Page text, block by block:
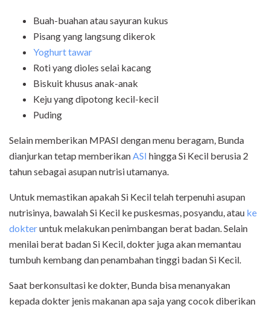
Buah-buahan atau sayuran kukus
Pisang yang langsung dikerok
Yoghurt tawar
Roti yang dioles selai kacang
Biskuit khusus anak-anak
Keju yang dipotong kecil-kecil
Puding
Selain memberikan MPASI dengan menu beragam, Bunda
dianjurkan tetap memberikanASI hingga Si Kecil berusia 2
tahun sebagai asupan nutrisi utamanya.
Untuk memastikan apakah Si Kecil telah terpenuhi asupan
nutrisinya, bawalah Si Kecil ke puskesmas, posyandu, atau ke
dokteruntuk melakukan penimbangan berat badan. Selain
menilai berat badan Si Kecil, dokter juga akan memantau
tumbuh kembang dan penambahan tinggi badan Si Kecil.
Saat berkonsultasi ke dokter, Bunda bisa menanyakan
kepada dokter jenis makanan apa saja yang cocok diberikan